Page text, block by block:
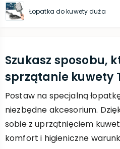
Łopatka do kuwety duża
Szukasz sposobu,
sprzątanie kuwety
Postaw na specjalną
niezbędne akcesorium.
sobie z uprzątnięciem
komfort i higieniczne